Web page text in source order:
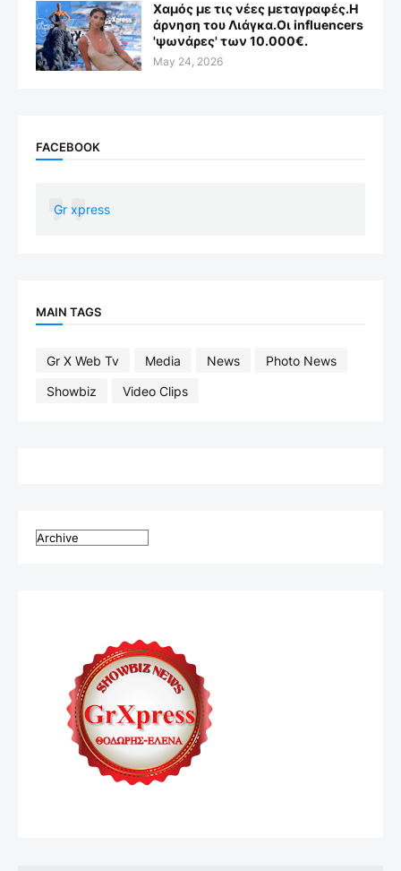
Χαμός με τις νέες μεταγραφές.Η
άρνηση του Λιάγκα.Οι influencers
'ψωνάρες' των 10.000€.
May 24, 2026
FACEBOOK
Gr xpress
MAIN TAGS
Gr X Web Tv Media News
Photo News
Showbiz
Video Clips